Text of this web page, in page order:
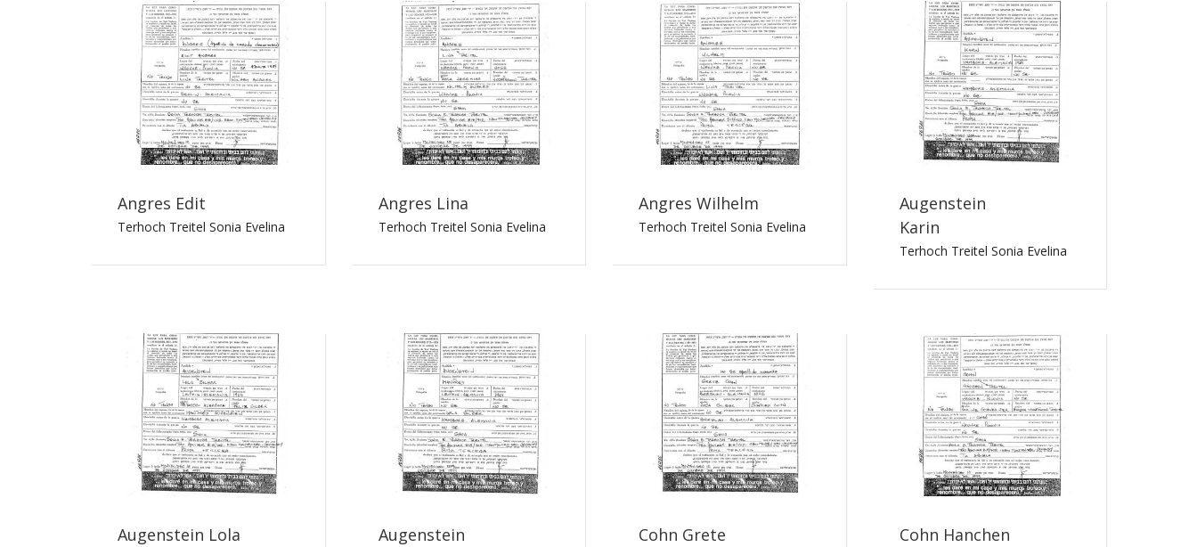
Angres Edit
Terhoch Treitel Sonia Evelina
Angres Lina
Terhoch Treitel Sonia Evelina
Angres Wilhelm
Terhoch Treitel Sonia Evelina
Augenstein
Karin
Terhoch Treitel Sonia Evelina
Augenstein Lola
Augenstein
Cohn Grete Cohn Hanchen